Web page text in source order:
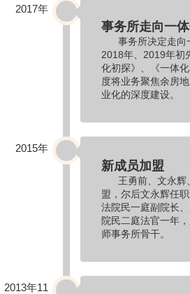
2017年
事务所走向一
事务所决定走向
2018年、2019年初
化初探》、《一体
度将业务聚焦余房
业化的深度建设。
2015年
新成员加盟
王勇前、文永辉
盟，尔后文永辉任
法院民一庭副院长
院民二庭法官一年
师事务所骨干。
2013年11